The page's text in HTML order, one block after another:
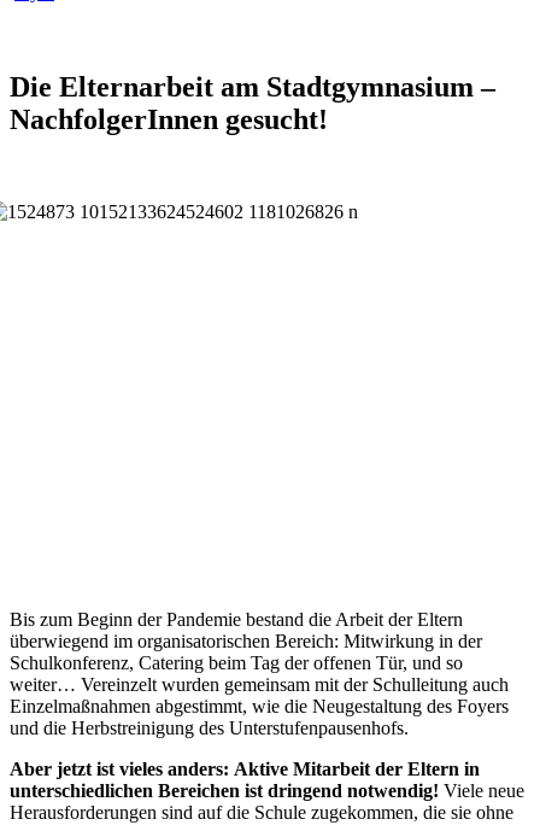
Die Elternarbeit am Stadtgymnasium –
NachfolgerInnen gesucht!
Bis zum Beginn der Pandemie bestand die Arbeit der Eltern
überwiegend im organisatorischen Bereich: Mitwirkung in der
Schulkonferenz, Catering beim Tag der offenen Tür, und so
weiter… Vereinzelt wurden gemeinsam mit der Schulleitung auch
Einzelmaßnahmen abgestimmt, wie die Neugestaltung des Foyers
und die Herbstreinigung des Unterstufenpausenhofs.
Aber jetzt ist vieles anders: Aktive Mitarbeit der Eltern in
unterschiedlichen Bereichen ist dringend notwendig! Viele neue
Herausforderungen sind auf die Schule zugekommen, die sie ohne